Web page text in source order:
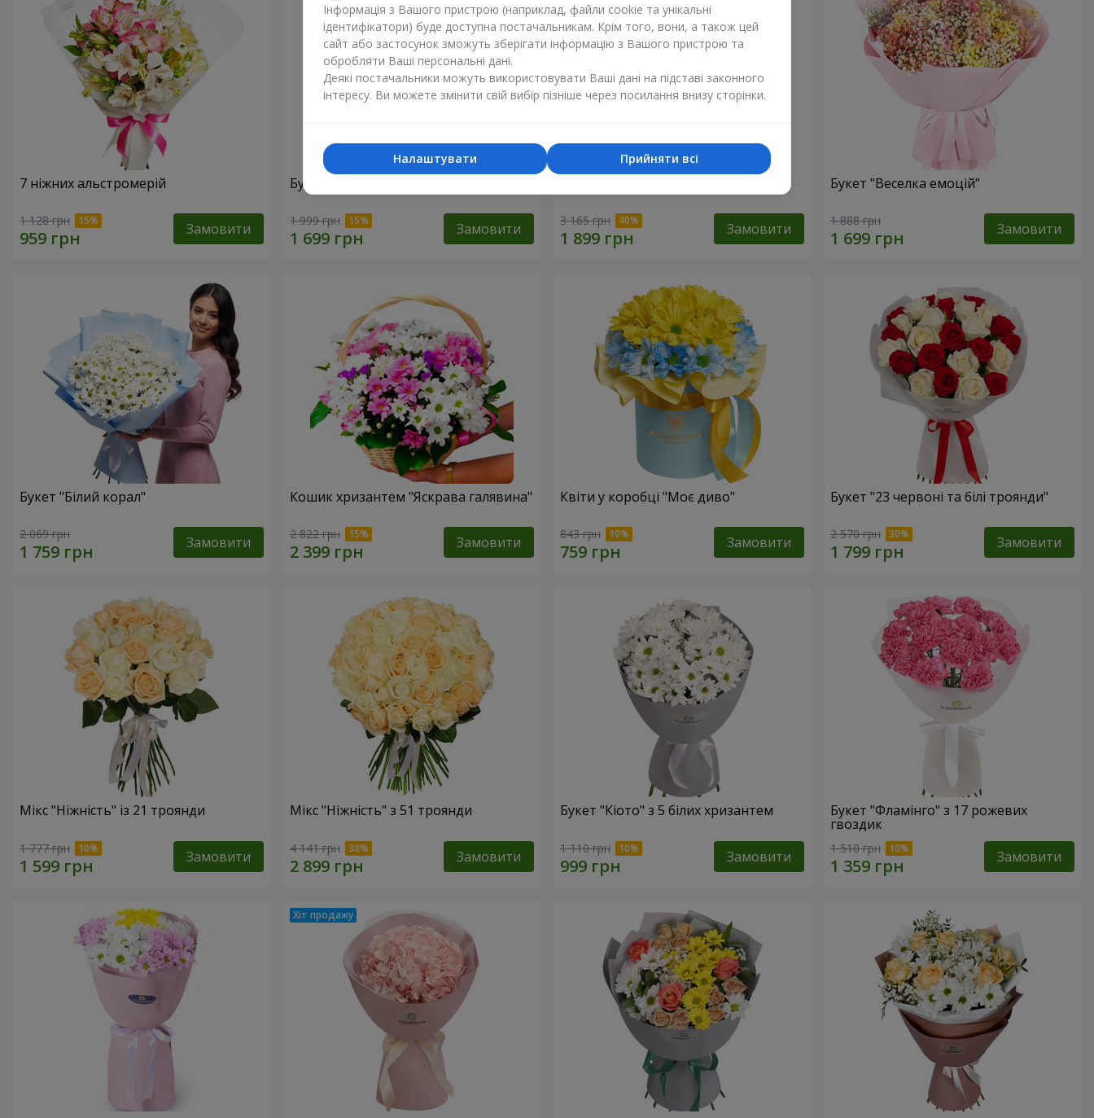
7 ніжних альстромерій
1 128 грн Замовити
Букет "Дотик кохання" + Raffaello
1 999 грн Замовити 3 165 грн Замовити
Букет "Веселка емоцій"
1 888 грн Замовити
Букет "Білий корал"
2 069 грн Замовити
Кошик хризантем "Яскрава галявина"
2 822 грн Замовити
Квіти у коробці "Моє диво"
843 грн Замовити
Букет "23 червоні та білі троянди"
2 570 грн Замовити
Мікс "Ніжність" із 21 троянди
1 777 грн Замовити
Мікс "Ніжність" з 51 троянди
4 141 грн Замовити
Букет "Кіото" з 5 білих хризантем
1 110 грн Замовити
Букет "Фламінго" з 17 рожевих
гвоздик
1 510 грн Замовити
Інформація з Вашого пристрою (наприклад, файли cookie та унікальні
ідентифікатори) буде доступна постачальникам. Крім того, вони, а також цей
сайт або застосунок зможуть зберігати інформацію з Вашого пристрою та
обробляти Ваші персональні дані.
Деякі постачальники можуть використовувати Ваші дані на підставі законного
інтересу. Ви можете змінити свій вибір пізніше через посилання внизу сторінки.
Прийняти всі
Налаштувати